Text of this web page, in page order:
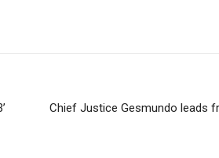
Chief Justice Gesmundo leads